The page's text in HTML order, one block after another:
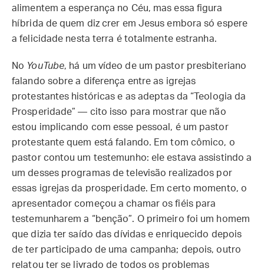
alimentem a esperança no Céu, mas essa figura
híbrida de quem diz crer em Jesus embora só espere
a felicidade nesta terra é totalmente estranha.
No YouTube, há um vídeo de um pastor presbiteriano
falando sobre a diferença entre as igrejas
protestantes históricas e as adeptas da “Teologia da
Prosperidade” — cito isso para mostrar que não
estou implicando com esse pessoal, é um pastor
protestante quem está falando. Em tom cômico, o
pastor contou um testemunho: ele estava assistindo a
um desses programas de televisão realizados por
essas igrejas da prosperidade. Em certo momento, o
apresentador começou a chamar os fiéis para
testemunharem a “benção”. O primeiro foi um homem
que dizia ter saído das dívidas e enriquecido depois
de ter participado de uma campanha; depois, outro
relatou ter se livrado de todos os problemas